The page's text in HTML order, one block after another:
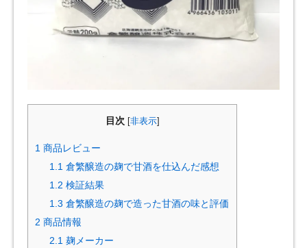
目次 非表示]
1 商品レビュー
1.1 倉繁醸造の麹で甘酒を仕込んだ感想
1.2 検証結果
1.3 倉繁醸造の麹で造った甘酒の味と評価
2 商品情報
2.1 麹メーカー